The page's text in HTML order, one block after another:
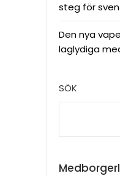
steg för
Den nya
laglydiga
SÖK